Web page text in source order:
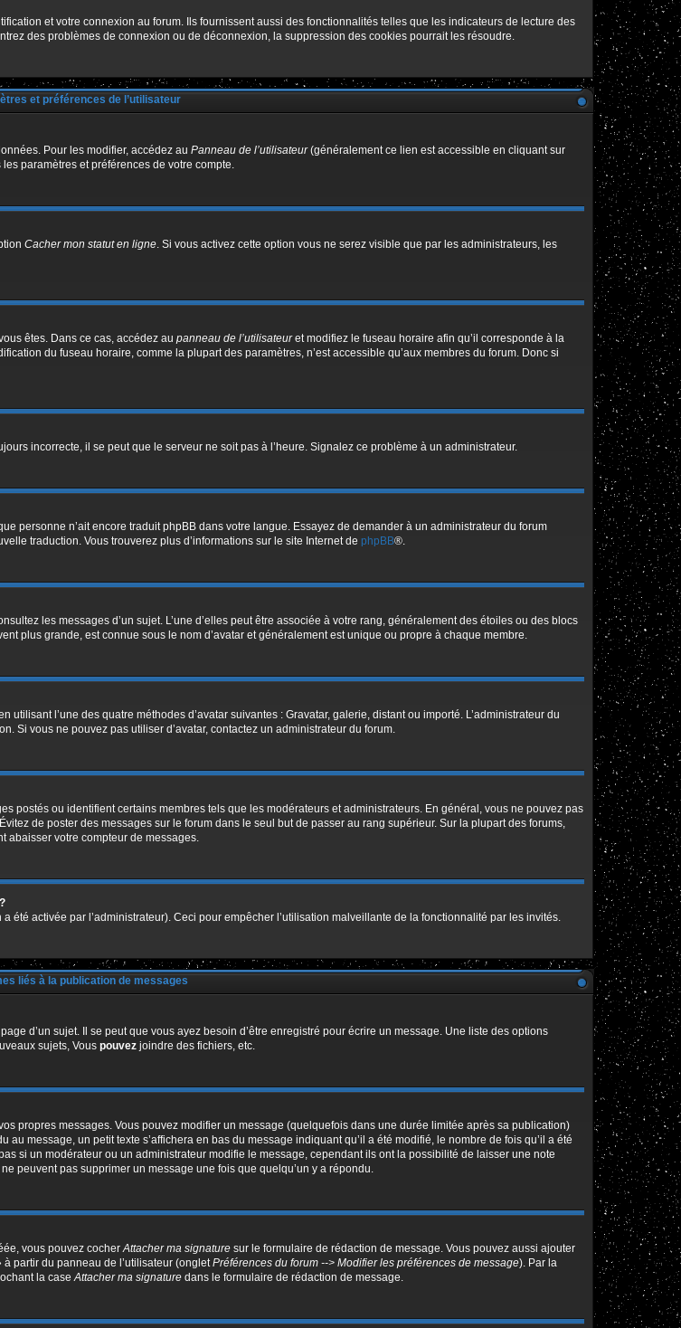
et votre connexion au forum. Ils fournissent aussi des fonctionnalités telles que les indicateurs de lecture des
des problèmes de connexion ou de déconnexion, la suppression des cookies pourrait les résoudre.
et préférences de l’utilisateur
Pour les modifier, accédez au Panneau de l’utilisateur(généralement ce lien est accessible en cliquant sur
paramètres et préférences de votre compte.
Cacher mon statut en ligne. Si vous activez cette option vous ne serez visible que par les administrateurs, les
êtes. Dans ce cas, accédez au panneau de l’utilisateuret modifiez le fuseau horaire afin qu’il corresponde à la
du fuseau horaire, comme la plupart des paramètres, n’est accessible qu’aux membres du forum. Donc si
incorrecte, il se peut que le serveur ne soit pas à l’heure. Signalez ce problème à un administrateur.
personne n’ait encore traduit phpBB dans votre langue. Essayez de demander à un administrateur du forum
traduction. Vous trouverez plus d’informations sur le site Internet de phpBB®.
les messages d’un sujet. L’une d’elles peut être associée à votre rang, généralement des étoiles ou des blocs
plus grande, est connue sous le nom d’avatar et généralement est unique ou propre à chaque membre.
l’une des quatre méthodes d’avatar suivantes : Gravatar, galerie, distant ou importé. L’administrateur du
Si vous ne pouvez pas utiliser d’avatar, contactez un administrateur du forum.
postés ou identifient certains membres tels que les modérateurs et administrateurs. En général, vous ne pouvez pas
de poster des messages sur le forum dans le seul but de passer au rang supérieur. Sur la plupart des forums,
abaisser votre compteur de messages.
été activée par l’administrateur). Ceci pour empêcher l’utilisation malveillante de la fonctionnalité par les invités.
liés à la publication de messages
d’un sujet. Il se peut que vous ayez besoin d’être enregistré pour écrire un message. Une liste des options
sujets, Vous pouvez joindre des fichiers, etc.
propres messages. Vous pouvez modifier un message (quelquefois dans une durée limitée après sa publication)
message, un petit texte s’affichera en bas du message indiquant qu’il a été modifié, le nombre de fois qu’il a été
si un modérateur ou un administrateur modifie le message, cependant ils ont la possibilité de laisser une note
peuvent pas supprimer un message une fois que quelqu’un y a répondu.
vous pouvez cocherAttacher ma signature sur le formulaire de rédaction de message. Vous pouvez aussi ajouter
partir du panneau de l’utilisateur (ongletPréférences du forum --> Modifier les préférences de message). Par la
la caseAttacher ma signature dans le formulaire de rédaction de message.